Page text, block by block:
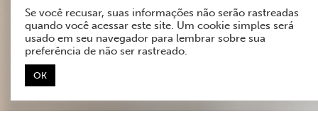
Se você recusar, suas informações não serão rastreadas
quando você acessar este site. Um cookie simples será
usado em seu navegador para lembrar sobre sua
preferência de não ser rastreado.
OK